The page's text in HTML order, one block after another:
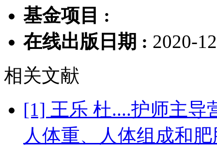
基金项目 :
在线出版日期 : 2020-
相关文献
[1] 王乐 杜....护师主导
人体重、人体组成和